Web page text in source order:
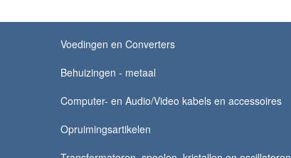
Voedingen en Converters
Behuizingen - metaal
Computer- en Audio/Video kabels en accessoires
Opruimingsartikelen